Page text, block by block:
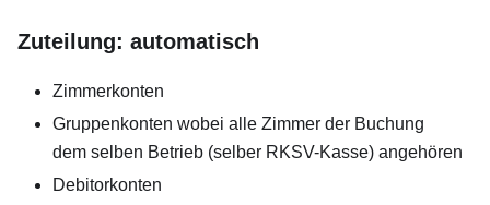
Zuteilung: automatisch
Zimmerkonten
Gruppenkonten wobei alle Zimmer der Buchung
dem selben Betrieb (selber RKSV-Kasse) angehören
Debitorkonten